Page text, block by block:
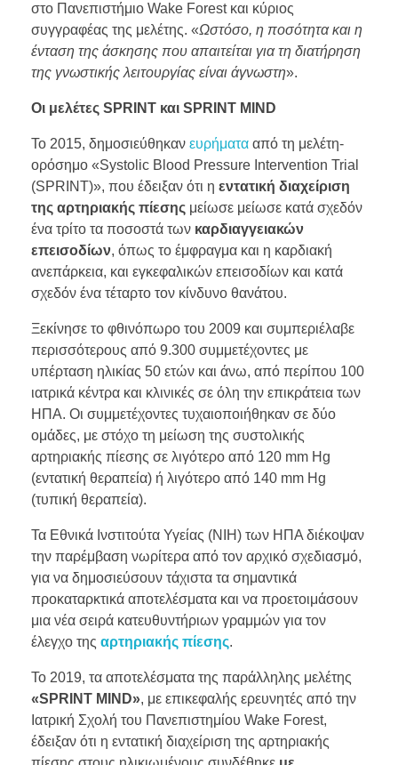
στο Πανεπιστήμιο Wake Forest και κύριος
συγγραφέας της μελέτης. «Ωστόσο, η ποσότητα και η
ένταση της άσκησης που απαιτείται για τη διατήρηση
της γνωστικής λειτουργίας είναι άγνωστη».
Οι μελέτες SPRINT και SPRINT MIND
Το 2015, δημοσιεύθηκαν ευρήματα από τη μελέτη-
ορόσημο «Systolic Blood Pressure Intervention Trial
(SPRINT)», που έδειξαν ότι η εντατική διαχείριση
της αρτηριακής πίεσης μείωσε μείωσε κατά σχεδόν
ένα τρίτο τα ποσοστά των καρδιαγγειακών
επεισοδίων, όπως το έμφραγμα και η καρδιακή
ανεπάρκεια, και εγκεφαλικών επεισοδίων και κατά
σχεδόν ένα τέταρτο τον κίνδυνο θανάτου.
Ξεκίνησε το φθινόπωρο του 2009 και συμπεριέλαβε
περισσότερους από 9.300 συμμετέχοντες με
υπέρταση ηλικίας 50 ετών και άνω, από περίπου 100
ιατρικά κέντρα και κλινικές σε όλη την επικράτεια των
ΗΠΑ. Οι συμμετέχοντες τυχαιοποιήθηκαν σε δύο
ομάδες, με στόχο τη μείωση της συστολικής
αρτηριακής πίεσης σε λιγότερο από 120 mm Hg
(εντατική θεραπεία) ή λιγότερο από 140 mm Hg
(τυπική θεραπεία).
Τα Εθνικά Ινστιτούτα Υγείας (NIH) των ΗΠΑ διέκοψαν
την παρέμβαση νωρίτερα από τον αρχικό σχεδιασμό,
για να δημοσιεύσουν τάχιστα τα σημαντικά
προκαταρκτικά αποτελέσματα και να προετοιμάσουν
μια νέα σειρά κατευθυντήριων γραμμών για τον
έλεγχο της αρτηριακής πίεσης.
Το 2019, τα αποτελέσματα της παράλληλης μελέτης
«SPRINT MIND», με επικεφαλής ερευνητές από την
Ιατρική Σχολή του Πανεπιστημίου Wake Forest,
έδειξαν ότι η εντατική διαχείριση της αρτηριακής